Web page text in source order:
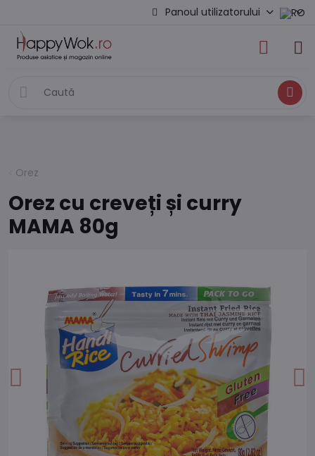
Panoul utilizatorului
Caută
Orez
Orez cu creveți și curry
MAMA 80g